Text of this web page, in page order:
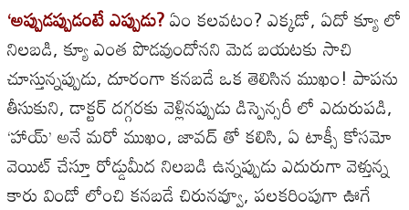
‘అప్పుడప్పుడంటే ఎప్పుడు?ఏం కలవటం? ఎక్కడో, ఏదో క్యూ లో
నిలబడి, క్యూ ఎంత పొడవుందోనని మెడ బయటకు సాచి
చూస్తున్నప్పుడు, దూరంగా కనబడే ఒక తెలిసిన ముఖం! పాపను
తీసుకుని, డాక్టర్ దగ్గరకు వెళ్లినప్పుడు డిస్పెన్సరీ లో ఎదురుపడి,
‘హాయ్’ అనే మరో ముఖం, జావద్ తో కలిసి, ఏ టాక్సీ కోసమో
వెయిట్ చేస్తూ రోడ్డుమీద నిలబడి ఉన్నప్పుడు ఎదురుగా వెళ్తున్న
కారు విండో లోంచి కనబడే చిరునవ్వూ, పలకరింపుగా ఊగే